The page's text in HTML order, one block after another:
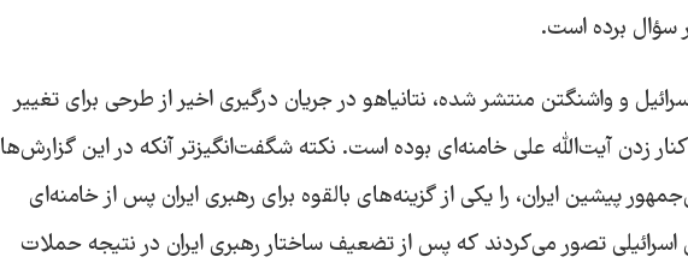
سؤال برده است.
و واشنگتن منتشر شده، نتانیاهو در جریان درگیری اخیر از طرحی برای تغییر
زدن آیت‌الله علی خامنه‌ای بوده است. نکته شگفت‌انگیزتر آنکه در این گزارش‌ها
پیشین ایران، را یکی از گزینه‌های بالقوه برای رهبری ایران پس از خامنه‌ای
اسرائیلی تصور می‌کردند که پس از تضعیف ساختار رهبری ایران در نتیجه حملات